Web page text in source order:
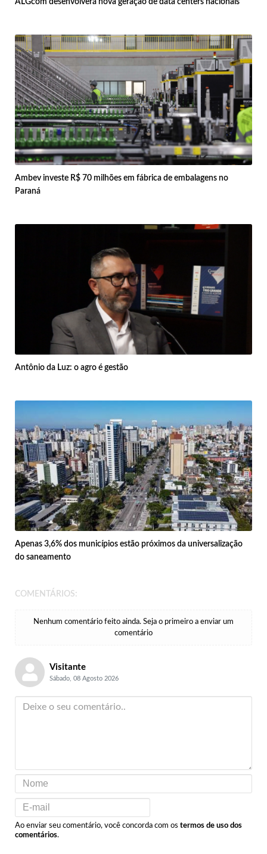
ALGcom desenvolverá nova geração de data centers nacionais
Ambev investe R$ 70 milhões em fábrica de embalagens no
Paraná
Antônio da Luz: o agro é gestão
Apenas 3,6% dos municípios estão próximos da universalização
do saneamento
COMENTÁRIOS:
Nenhum comentário feito ainda. Seja o primeiro a enviar um
comentário
Visitante
Sábado, 08 Agosto 2026
Ao enviar seu comentário, você concorda com os termos de uso dos
comentários.